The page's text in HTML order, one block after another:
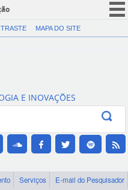
CORONAVÍRUS (COVID-19)
Canais
MAPA DO SITE
E INOVAÇÕES
Serviços
E-mail do Pesquisador